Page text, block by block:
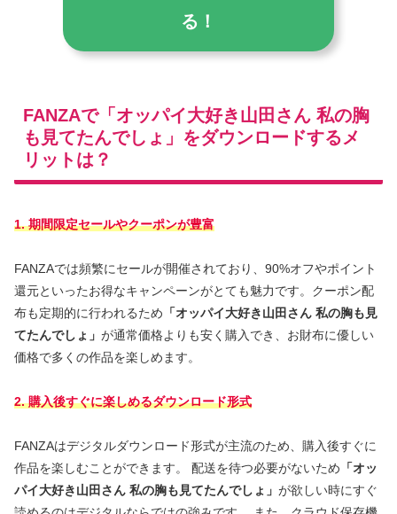
る！
FANZAで「オッパイ大好き山田さん 私の胸
も見てたんでしょ」をダウンロードするメ
リットは？
1. 期間限定セールやクーポンが豊富
FANZAでは頻繁にセールが開催されており、90%オフやポイント
還元といったお得なキャンペーンがとても魅力です。クーポン配
布も定期的に行われるため 「オッパイ大好き山田さん 私の胸も見
てたんでしょ」 が通常価格よりも安く購入でき、お財布に優しい
価格で多くの作品を楽しめます。
2. 購入後すぐに楽しめるダウンロード形式
FANZAはデジタルダウンロード形式が主流のため、購入後すぐに
作品を楽しむことができます。 配送を待つ必要がないため 「オッ
パイ大好き山田さん 私の胸も見てたんでしょ」 が欲しい時にすぐ